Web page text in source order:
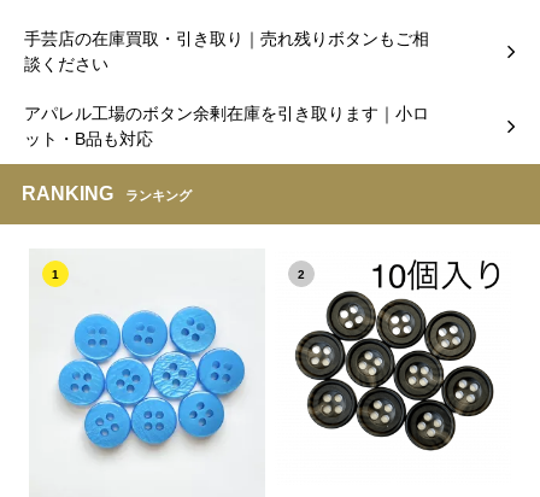
手芸店の在庫買取・引き取り｜売れ残りボタンもご相
談ください
アパレル工場のボタン余剰在庫を引き取ります｜小ロ
ット・B品も対応
RANKING ランキング
1 2